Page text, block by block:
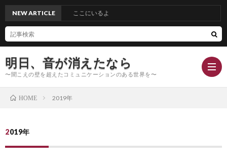
明日、音が消えたなら
〜聞こえの壁を超えたコミュニケーションのある世界を〜
NEW ARTICLEここにいるよ
HOME 2019年
2019年